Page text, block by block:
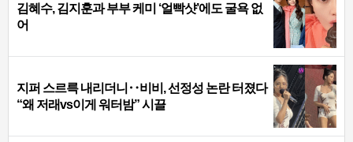
김혜수, 김지훈과 부부 케미 ‘얼빡샷’에도 굴욕 없
어
지퍼 스르륵 내리더니‥비비, 선정성 논란 터졌다
“왜 저래vs이게 워터밤” 시끌